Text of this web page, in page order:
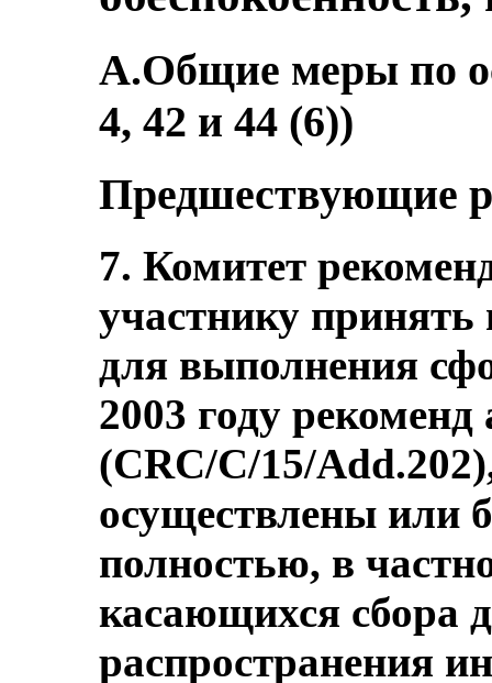
A.Общие меры по
4, 42 и 44 (6))
Предшествующие
7. Комитет
участнику
для выполнения
2003 году рекоменд
(CRC/C/15/
осуществлены или
полностью, в
касающихся сбора
распространения